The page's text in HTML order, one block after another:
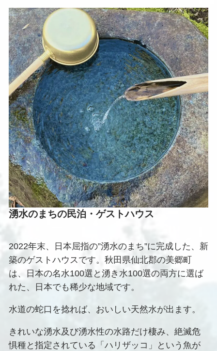
湧水のまちの民泊・ゲストハウス
2022年末、日本屈指の”湧水のまち”に完成した、新
築のゲストハウスです。秋田県仙北郡の美郷町
は、日本の名水100選と湧き水100選の両方に選ば
れた、日本でも稀少な地域です。
水道の蛇口を捻れば、おいしい天然水が出ます。
きれいな湧水及び湧水性の水路だけ棲み、絶滅危
惧種と指定されている「ハリザッコ」という魚が